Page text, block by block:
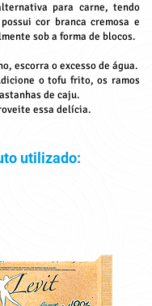
para carne, tendo
cor branca cremosa e
sob a forma de blocos.
escorra o excesso de água.
o tofu frito, os ramos
de caju.
essa delícia.
utilizado: